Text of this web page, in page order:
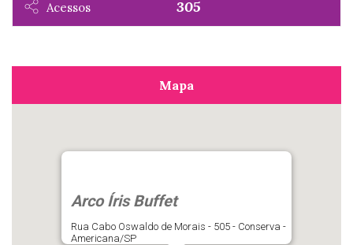
Acessos 305
Mapa
Arco Íris Buffet
Rua Cabo Oswaldo de Morais - 505 - Conserva -
Americana/SP